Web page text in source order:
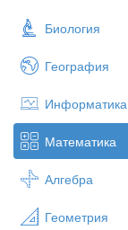
Биология
География
Информатика
Математика
Алгебра
Геометрия